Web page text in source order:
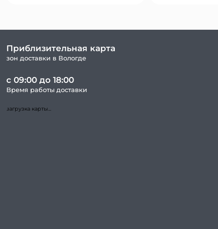
Приблизительная карта
зон доставки в Вологде
с 09:00 до 18:00
Время работы доставки
загрузка карты...